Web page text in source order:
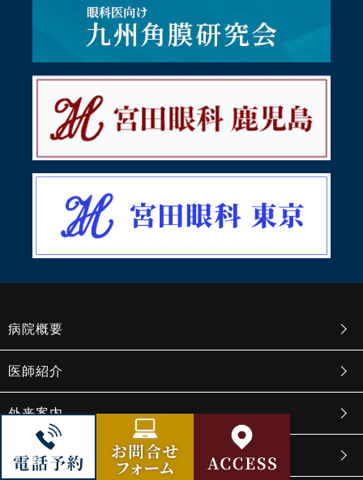
病院概要
医師紹介
外来案内
サイトマップ